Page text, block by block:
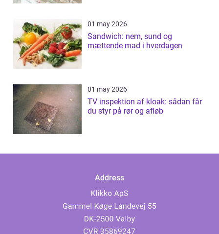
01 may 2026
Sandwich: nem, sund og
mættende mad i hverdagen
01 may 2026
TV inspektion af kloak: sådan får
du styr på rør og afløb
Address